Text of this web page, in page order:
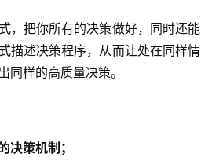
，把你所有的决策做好，同时还能
描述决策程序，从而让处在同样情
同样的高质量决策。
决策机制；